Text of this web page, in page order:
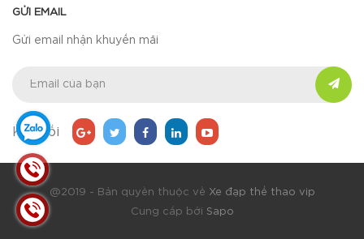
GỬI EMAIL
Gửi email nhận khuyến mãi
Kết nối
@2019 - Bản quyền thuộc về Xe đạp thể thao vip
Cung cấp bởi Sapo